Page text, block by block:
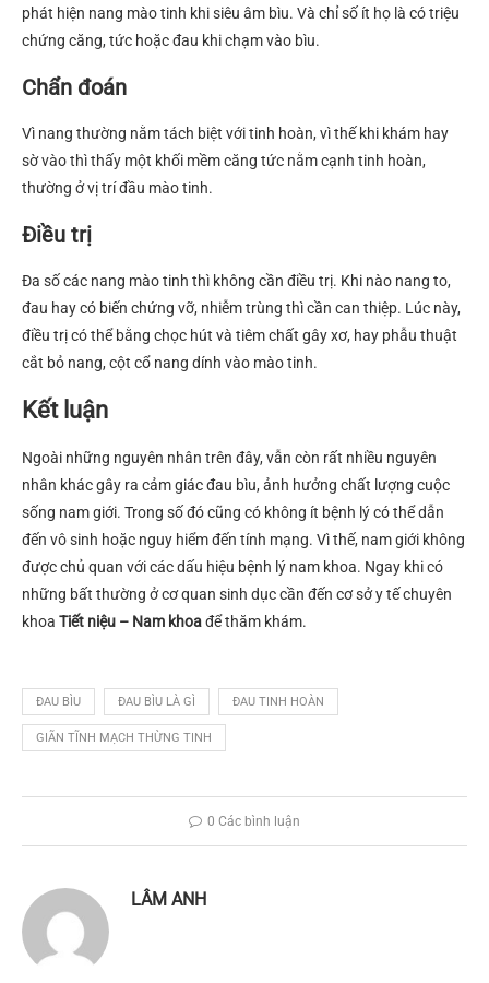
phát hiện nang mào tinh khi siêu âm bìu. Và chỉ số ít họ là có triệu
chứng căng, tức hoặc đau khi chạm vào bìu.
Chẩn đoán
Vì nang thường nằm tách biệt với tinh hoàn, vì thế khi khám hay
sờ vào thì thấy một khối mềm căng tức nằm cạnh tinh hoàn,
thường ở vị trí đầu mào tinh.
Điều trị
Đa số các nang mào tinh thì không cần điều trị. Khi nào nang to,
đau hay có biến chứng vỡ, nhiễm trùng thì cần can thiệp. Lúc này,
điều trị có thể bằng chọc hút và tiêm chất gây xơ, hay phẫu thuật
cắt bỏ nang, cột cổ nang dính vào mào tinh.
Kết luận
Ngoài những nguyên nhân trên đây, vẫn còn rất nhiều nguyên
nhân khác gây ra cảm giác đau bìu, ảnh hưởng chất lượng cuộc
sống nam giới. Trong số đó cũng có không ít bệnh lý có thể dẫn
đến vô sinh hoặc nguy hiểm đến tính mạng. Vì thế, nam giới không
được chủ quan với các dấu hiệu bệnh lý nam khoa. Ngay khi có
những bất thường ở cơ quan sinh dục cần đến cơ sở y tế chuyên
khoa Tiết niệu – Nam khoađể thăm khám.
ĐAU BÌU ĐAU BÌU LÀ GÌ ĐAU TINH HOÀN
GIÃN TĨNH MẠCH THỪNG TINH
0 Các bình luận
LÂM ANH